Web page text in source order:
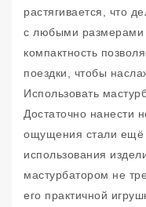
растягивается, что
с любыми размерами
компактность
поездки, чтобы
Использовать
Достаточно нанести
ощущения стали ещё
использования
мастурбатором не
его практичной